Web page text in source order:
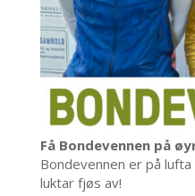
Få Bondevennen på
Bondevennen er på
luktar fjøs av!